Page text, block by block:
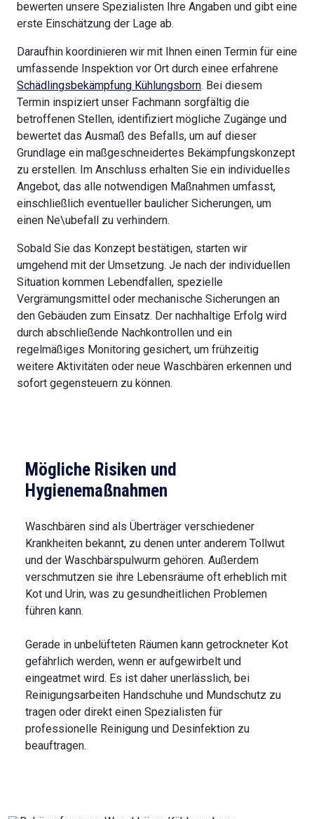
bewerten unsere Spezialisten Ihre Angaben und gibt eine
erste Einschätzung der Lage ab.
Daraufhin koordinieren wir mit Ihnen einen Termin für eine
umfassende Inspektion vor Ort durch einee erfahrene
Schädlingsbekämpfung Kühlungsborn. Bei diesem
Termin inspiziert unser Fachmann sorgfältig die
betroffenen Stellen, identifiziert mögliche Zugänge und
bewertet das Ausmaß des Befalls, um auf dieser
Grundlage ein maßgeschneidertes Bekämpfungskonzept
zu erstellen. Im Anschluss erhalten Sie ein individuelles
Angebot, das alle notwendigen Maßnahmen umfasst,
einschließlich eventueller baulicher Sicherungen, um
einen Ne\ubefall zu verhindern.
Sobald Sie das Konzept bestätigen, starten wir
umgehend mit der Umsetzung. Je nach der individuellen
Situation kommen Lebendfallen, spezielle
Vergrämungsmittel oder mechanische Sicherungen an
den Gebäuden zum Einsatz. Der nachhaltige Erfolg wird
durch abschließende Nachkontrollen und ein
regelmäßiges Monitoring gesichert, um frühzeitig
weitere Aktivitäten oder neue Waschbären erkennen und
sofort gegensteuern zu können.
Mögliche Risiken und
Hygienemaßnahmen
Waschbären sind als Überträger verschiedener
Krankheiten bekannt, zu denen unter anderem Tollwut
und der Waschbärspulwurm gehören. Außerdem
verschmutzen sie ihre Lebensräume oft erheblich mit
Kot und Urin, was zu gesundheitlichen Problemen
führen kann.
Gerade in unbelüfteten Räumen kann getrockneter Kot
gefährlich werden, wenn er aufgewirbelt und
eingeatmet wird. Es ist daher unerlässlich, bei
Reinigungsarbeiten Handschuhe und Mundschutz zu
tragen oder direkt einen Spezialisten für
professionelle Reinigung und Desinfektion zu
beauftragen.